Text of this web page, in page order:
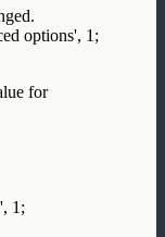
options', 1;
for
1;